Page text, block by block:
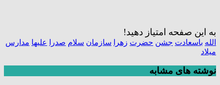
به این صفحه امتیاز دهید!
الله باسعادت جشن حضرت زهرا سازمان سلام صدرا علیها مدارس
میلاد
نوشته های مشابه